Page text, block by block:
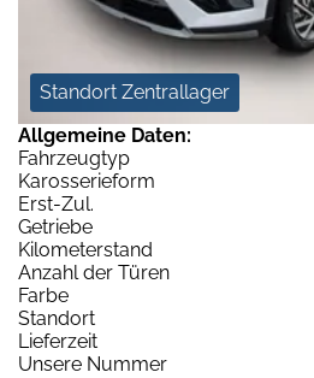
Standort Zentrallager
Allgemeine Daten:
Fahrzeugtyp
Karosserieform
Erst-Zul.
Getriebe
Kilometerstand
Anzahl der Türen
Farbe
Standort
Lieferzeit
Unsere Nummer